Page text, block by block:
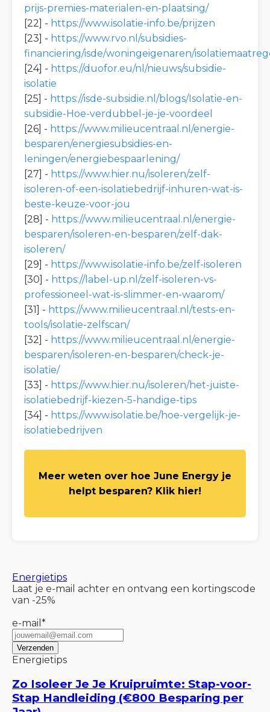
prijs-premies-materialen-en-plaatsing/
[22] - https://www.isolatie-info.be/prijzen
[23] - https://www.rvo.nl/subsidies-
financiering/isde/woningeigenaren/
[24] - https://duofor.eu/nl/nieuws/subsidie-
isolatie
[25] - https://isde-subsidie.nl/blogs/Isolatie-en-
subsidie-Hoe-verdubbel-je-je-voordeel
[26] - https://www.milieucentraal.nl/energie-
besparen/energiesubsidies-en-
leningen/energiebespaarlening/
[27] - https://www.hier.nu/isoleren/zelf-
isoleren-of-een-isolatiebedrijf-inhuren-wat-is-
beste-keuze-voor-jou
[28] - https://www.milieucentraal.nl/energie-
besparen/isoleren-en-besparen/zelf-dak-
isoleren/
[29] - https://www.isolatie-info.be/zelf-isoleren
[30] - https://label-up.nl/zelf-isoleren-vs-
professioneel-wat-is-slimmer-en-waarom/
[31] - https://www.milieucentraal.nl/tests-en-
tools/isolatie-zelfscan/
[32] - https://www.milieucentraal.nl/energie-
besparen/isoleren-en-besparen/check-je-
isolatie/
[33] - https://www.hier.nu/isoleren/het-juiste-
isolatiebedrijf-kiezen-5-handige-tips
[34] - https://www.isolatie.be/hoe-vergelijk-je-
isolatiebedrijven
Meer weten over hoe June Energy je
helpt besparen? Klik hier!
Energietips
Laat je e-mail achter en ontvang een kortingscode
van -25%
e-mail *
Energietips
Zo Isoleer Je Je Kruipruimte: Stap-voor-
Stap Handleiding (€800 Besparing per